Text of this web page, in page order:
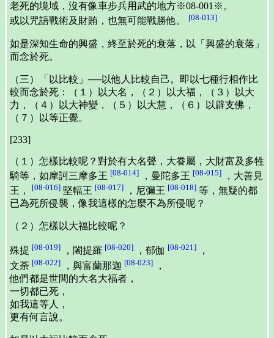
老死的境域，沒有像車步兵用武的地方※08-001※。
或以咒語戰術及財賄，也無可能戰勝他。
[08-013]
如是深知生命的興盛，終至於死的衰落，以「興盛的衰落」
而念於死。
（三）「以比較」──以他人比較自己。即以七種行相作比
較而念於死：（１）以大名，（２）以大福，（３）以大
力，（４）以大神變，（５）以大慧，（６）以辟支佛，
（７）以等正覺。
[233]
（１）怎樣比較呢？對於有大名聲，大眷屬，大財富及多牲
騎等，如摩訶三摩多王 [08-014] ，曼陀多王 [08-015] ，大善見
王，
[08-016] 堅輻王 [08-017] ，尼彌王 [08-018] 等，無疑的都
已為死所侵襲，像我這樣的怎麼不為所侵呢？
（２）怎樣以大福比較呢？
殊提 [08-019] ，闍提羅 [08-020] ，郁伽 [08-021] ，
文荼 [08-022] ，與富蘭那迦 [08-023] ，
他們都是世間的大名大福者，
一切都已死，
如我這等人，
更有何言說。